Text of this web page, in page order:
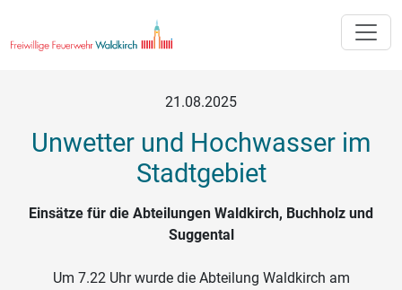
21.08.2025
Unwetter und Hochwasser im
Stadtgebiet
Einsätze für die Abteilungen Waldkirch, Buchholz und
Suggental
Um 7.22 Uhr wurde die Abteilung Waldkirch am